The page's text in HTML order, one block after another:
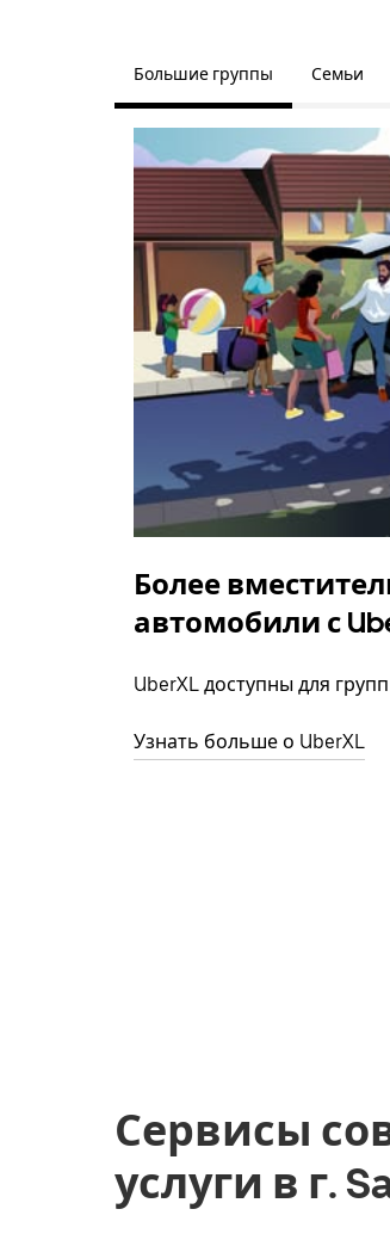
Большие группы Семьи
Более
автомобили с
UberXL доступны для
Узнать больше о UberXL
Сервисы
услуги в г.